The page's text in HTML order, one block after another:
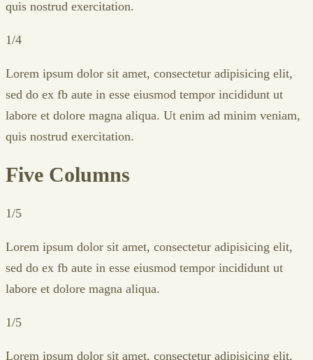
quis nostrud exercitation.
1/4
Lorem ipsum dolor sit amet, consectetur adipisicing elit,
sed do ex fb aute in esse eiusmod tempor incididunt ut
labore et dolore magna aliqua. Ut enim ad minim veniam,
quis nostrud exercitation.
Five Columns
1/5
Lorem ipsum dolor sit amet, consectetur adipisicing elit,
sed do ex fb aute in esse eiusmod tempor incididunt ut
labore et dolore magna aliqua.
1/5
Lorem ipsum dolor sit amet, consectetur adipisicing elit,